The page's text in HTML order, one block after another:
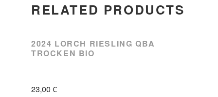
RELATED PRODUCTS
2024 LORCH RIESLING QBA
TROCKEN BIO
23,00 €